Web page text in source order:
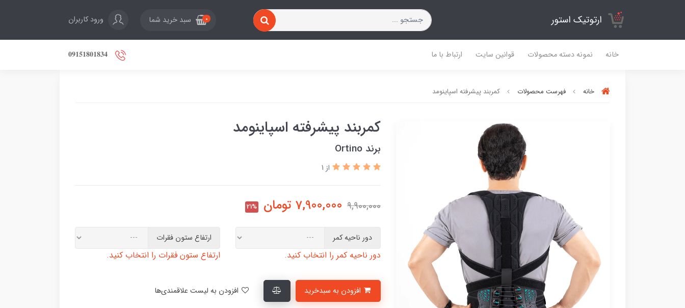
ارتوتیک استور 0 سبد خرید شما ورود کاربران
خانه نمونه دسته محصولات قوانین سایت ارتباط با ما
خانه فهرست محصولات کمربند پیشرفته اسپاینومد
کمربند پیشرفته اسپاینومد
برند Ortino
از 1
9,900,000
7,900,000 تومان 21%
دور ناحیه کمر
دور ناحیه کمر را انتخاب کنید.
ارتفاع ستون فقرات
ارتفاع ستون فقرات را انتخاب کنید.